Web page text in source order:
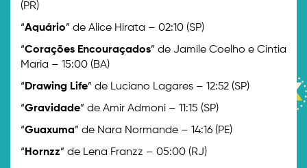
(PR)
“Aquário” de Alice Hirata – 02:10 (SP)
“Corações Encouraçados” de Jamile Coelho e Cintia
Maria – 15:00 (BA)
“ Drawing Life” de Luciano Lagares – 12:52 (SP)
“Gravidade” de Amir Admoni – 11:15 (SP)
“Guaxuma” de Nara Normande – 14:16 (PE)
“ Hornzz” de Lena Franzz – 05:00 (RJ)